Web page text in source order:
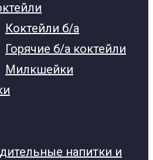
Коктейли б/а
Горячие б/а коктейли
Милкшейки
напитки и